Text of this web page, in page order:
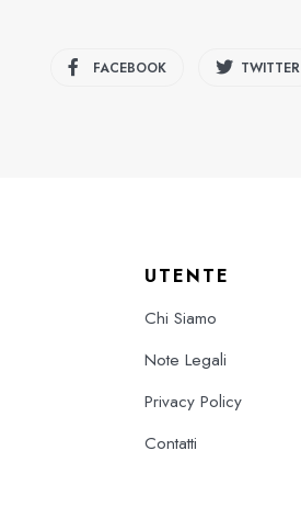
FACEBOOK TWITTER
UTENTE
Chi Siamo
Note Legali
Privacy Policy
Contatti